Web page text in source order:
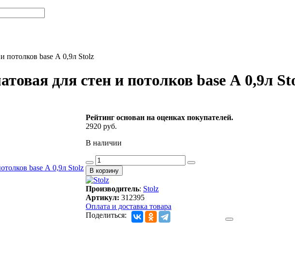
потолков base А 0,9л Stolz
для стен и потолков base А 0,9л
Рейтинг основан на оценках покупателей.
2920 руб.
В наличии
Производитель: Stolz
Артикул: 312395
Оплата и доставка товара
Поделиться: